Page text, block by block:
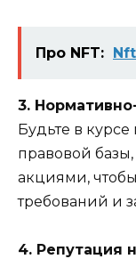
Про NFT:
3.
Будьте в
правовой
акциями,
требований и
4. Репутация